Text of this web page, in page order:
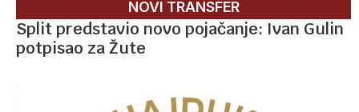
NOVI TRANSFER
Split predstavio novo pojačanje: Ivan Gulin
potpisao za Žute